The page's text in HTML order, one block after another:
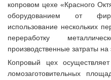
копровом цехе «Красного
оборудованием от
использование нескольких
переработку
производственные затраты
Копровый цех
ломозаготовительных